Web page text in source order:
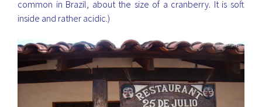
common in Brazil, about the size of a cranberry. It is soft
inside and rather acidic.)